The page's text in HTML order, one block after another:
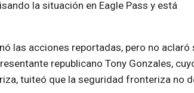
la situación en Eagle Pass y está
las acciones reportadas, pero no aclaró
republicano Tony Gonzales,
tuiteó que la seguridad fronteriza no